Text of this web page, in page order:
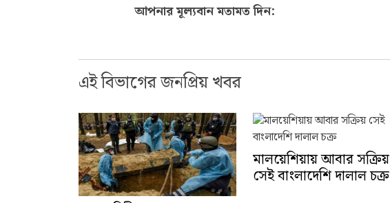
আপনার মূল্যবান মতামত দিন:
এই বিভাগের জনপ্রিয় খবর
মালয়েশিয়ায় আবার সক্রিয়
সেই বাংলাদেশি দালাল চক্র